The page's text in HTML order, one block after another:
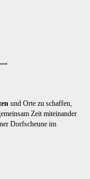
und Orte zu schaffen,
Zeit miteinander
Dorfscheune im